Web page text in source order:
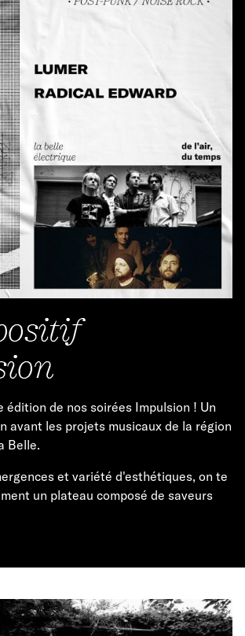
édition de nos soirées Impulsion ! Un
avant les projets musicaux de la région
Belle.
et variété d'esthétiques, on te
un plateau composé de saveurs